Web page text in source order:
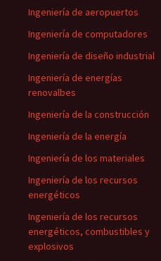
Ingeniería de aeropuertos
Ingeniería de computadores
Ingeniería de diseño industrial
Ingeniería de energías
renovalbes
Ingeniería de la construcción
Ingeniería de la energía
Ingeniería de los materiales
Ingeniería de los recursos
energéticos
Ingeniería de los recursos
energéticos, combustibles y
explosivos